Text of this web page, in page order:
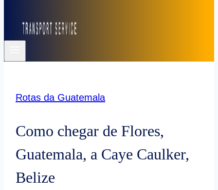
Rotas da Guatemala
Como chegar de Flores,
Guatemala, a Caye Caulker,
Belize